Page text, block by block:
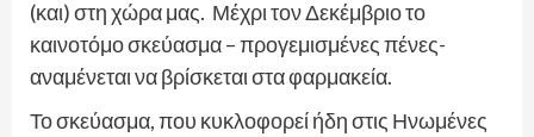
(και) στη χώρα μας. Μέχρι τον Δεκέμβριο το
καινοτόμο σκεύασμα – προγεμισμένες πένες-
αναμένεται να βρίσκεται στα φαρμακεία.
Το σκεύασμα, που κυκλοφορεί ήδη στις Ηνωμένες